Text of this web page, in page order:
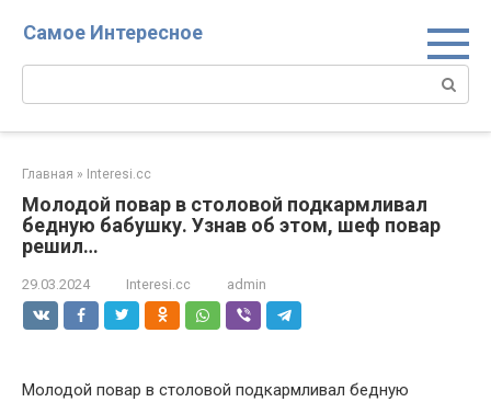
Самое Интересное
Поиск:
Главная » Interesi.cc
Молодой повар в столовой подкармливал
бедную бабушку. Узнав об этом, шеф повар
решил…
29.03.2024 Interesi.cc admin
Молодой повар в столовой подкармливал бедную